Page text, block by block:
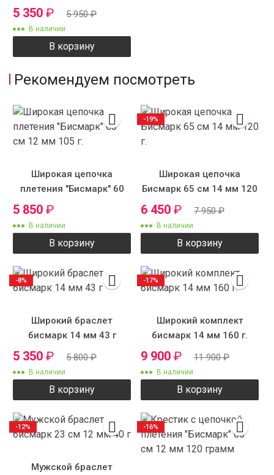
5 350 ₽ 5 950₽
В наличии
В корзину
Рекомендуем посмотреть
Широкая цепочка
плетения "Бисмарк" 60
см 12 мм 105 г.
5 850 ₽
В наличии
В корзину
Широкая цепочка
Бисмарк 65 см 14 мм 120
6 450 ₽ 7 950₽
В наличии
В корзину
-19%
Широкий браслет
бисмарк 14 мм 43 г
5 350 ₽ 5 800₽
В наличии
В корзину
-8%
Широкий комплект
бисмарк 14 мм 160 г.
9 900 ₽ 11 900₽
В наличии
В корзину
-17%
Мужской браслет
-12% -16%